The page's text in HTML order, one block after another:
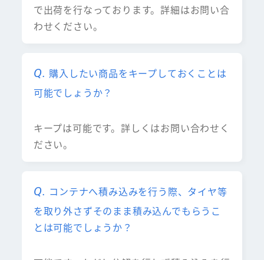
で出荷を行なっております。詳細はお問い合
わせください。
購入したい商品をキープしておくことは
可能でしょうか？
キープは可能です。詳しくはお問い合わせく
ださい。
コンテナへ積み込みを行う際、タイヤ等
を取り外さずそのまま積み込んでもらうこ
とは可能でしょうか？